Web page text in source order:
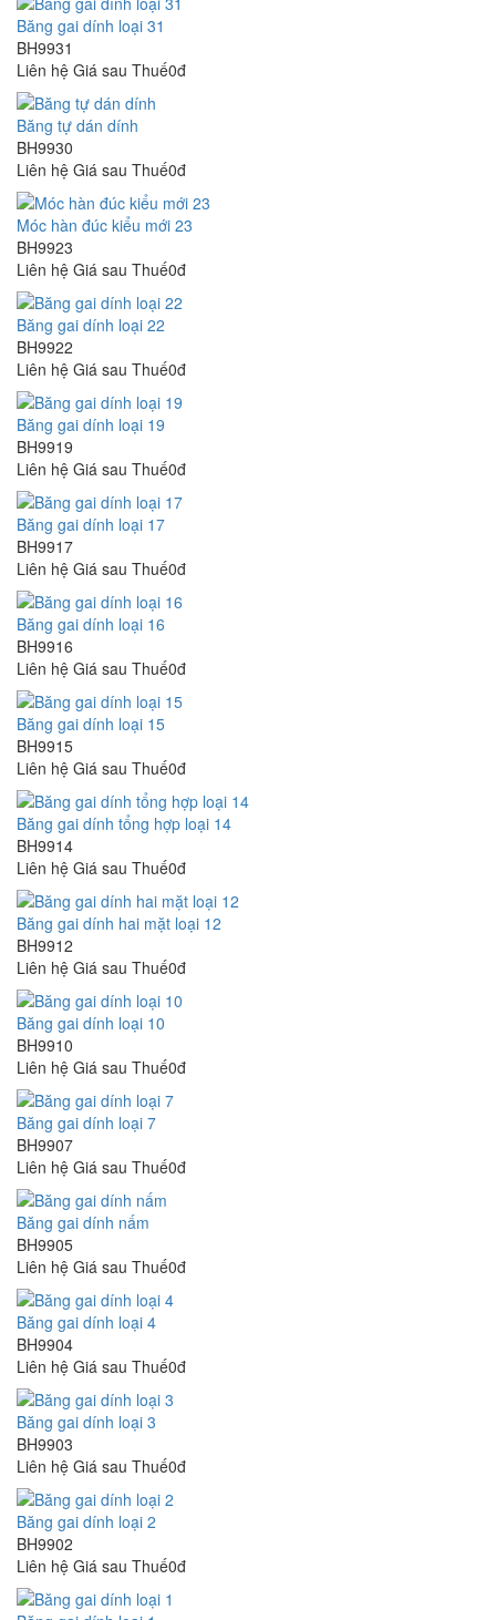
Băng gai dính loại 31
BH9931
Liên hệ Giá sau Thuế0đ
Băng tự dán dính
BH9930
Liên hệ Giá sau Thuế0đ
Móc hàn đúc kiểu mới 23
BH9923
Liên hệ Giá sau Thuế0đ
Băng gai dính loại 22
BH9922
Liên hệ Giá sau Thuế0đ
Băng gai dính loại 19
BH9919
Liên hệ Giá sau Thuế0đ
Băng gai dính loại 17
BH9917
Liên hệ Giá sau Thuế0đ
Băng gai dính loại 16
BH9916
Liên hệ Giá sau Thuế0đ
Băng gai dính loại 15
BH9915
Liên hệ Giá sau Thuế0đ
Băng gai dính tổng hợp loại 14
BH9914
Liên hệ Giá sau Thuế0đ
Băng gai dính hai mặt loại 12
BH9912
Liên hệ Giá sau Thuế0đ
Băng gai dính loại 10
BH9910
Liên hệ Giá sau Thuế0đ
Băng gai dính loại 7
BH9907
Liên hệ Giá sau Thuế0đ
Băng gai dính nấm
BH9905
Liên hệ Giá sau Thuế0đ
Băng gai dính loại 4
BH9904
Liên hệ Giá sau Thuế0đ
Băng gai dính loại 3
BH9903
Liên hệ Giá sau Thuế0đ
Băng gai dính loại 2
BH9902
Liên hệ Giá sau Thuế0đ